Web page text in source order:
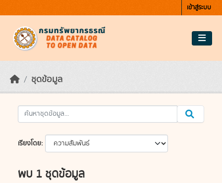
เข้าสู่ระบบ
ชุดข้อมูล
เรียงโดย
พบ 1 ชุดข้อมูล